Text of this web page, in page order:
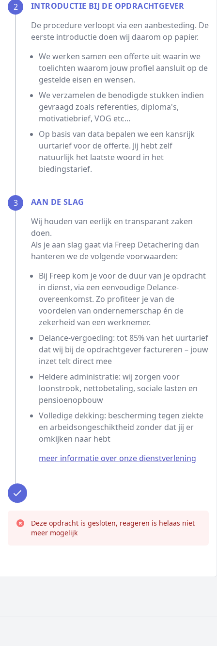
2
INTRODUCTIE BIJ DE OPDRACHTGEVER
De procedure verloopt via een aanbesteding. De
eerste introductie doen wij daarom op papier.
We werken samen een offerte uit waarin we
toelichten waarom jouw profiel aansluit op de
gestelde eisen en wensen.
We verzamelen de benodigde stukken indien
gevraagd zoals referenties, diploma's,
motivatiebrief, VOG etc...
Op basis van data bepalen we een kansrijk
uurtarief voor de offerte. Jij hebt zelf
natuurlijk het laatste woord in het
biedingstarief.
3
AAN DE SLAG
Wij houden van eerlijk en transparant zaken
doen.
Als je aan slag gaat via Freep Detachering dan
hanteren we de volgende voorwaarden:
Bij Freep kom je voor de duur van je opdracht
in dienst, via een eenvoudige Delance-
overeenkomst. Zo profiteer je van de
voordelen van ondernemerschap én de
zekerheid van een werknemer.
Delance-vergoeding: tot 85% van het uurtarief
dat wij bij de opdrachtgever factureren – jouw
inzet telt direct mee
Heldere administratie: wij zorgen voor
loonstrook, nettobetaling, sociale lasten en
pensioenopbouw
Volledige dekking: bescherming tegen ziekte
en arbeidsongeschiktheid zonder dat jij er
omkijken naar hebt
meer informatie over onze dienstverlening
Deze opdracht is gesloten, reageren is helaas niet
meer mogelijk